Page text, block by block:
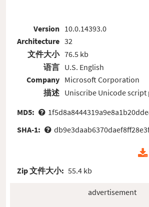
Version
Architecture
文件大小
语言
Company
描述
10.0.14393.0
32
76.5 kb
U.S. English
Microsoft Corporation
Uniscribe Unicode
MD5:
SHA-1:
Zip 文件大小: 55.4 kb
advertisement